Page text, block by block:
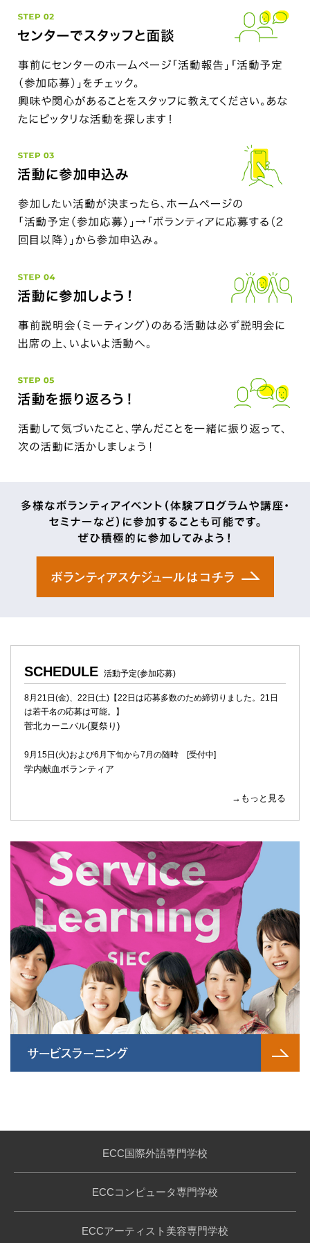
SCHEDULE 活動予定(参加応募)
8月21日(金)、22日(土)【22日は応募多数のため締切りました。21日
は若干名の応募は可能。】
菅北カーニバル(夏祭り)
9月15日(火)および6月下旬から7月の随時 [受付中]
学内献血ボランティア
→もっと見る
ECC国際外語専門学校
ECCコンピュータ専門学校
ECCアーティスト美容専門学校